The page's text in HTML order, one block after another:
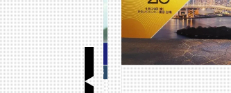
基礎知識 2026/06/23